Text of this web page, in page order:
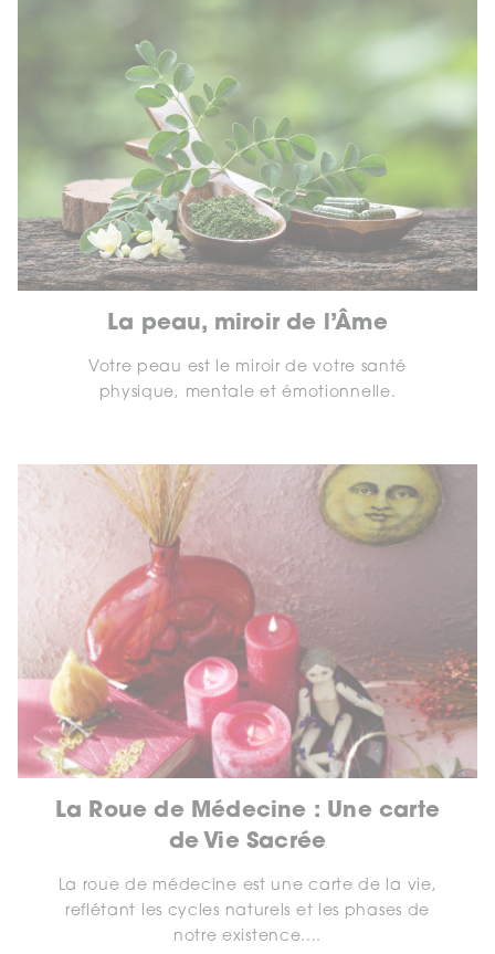
La peau, miroir de l’Âme
Votre peau est le miroir de votre santé
physique, mentale et émotionnelle.
La Roue de Médecine : Une carte
de Vie Sacrée
La roue de médecine est une carte de la vie,
reflétant les cycles naturels et les phases de
notre existence....